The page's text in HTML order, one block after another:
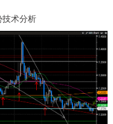
术分析